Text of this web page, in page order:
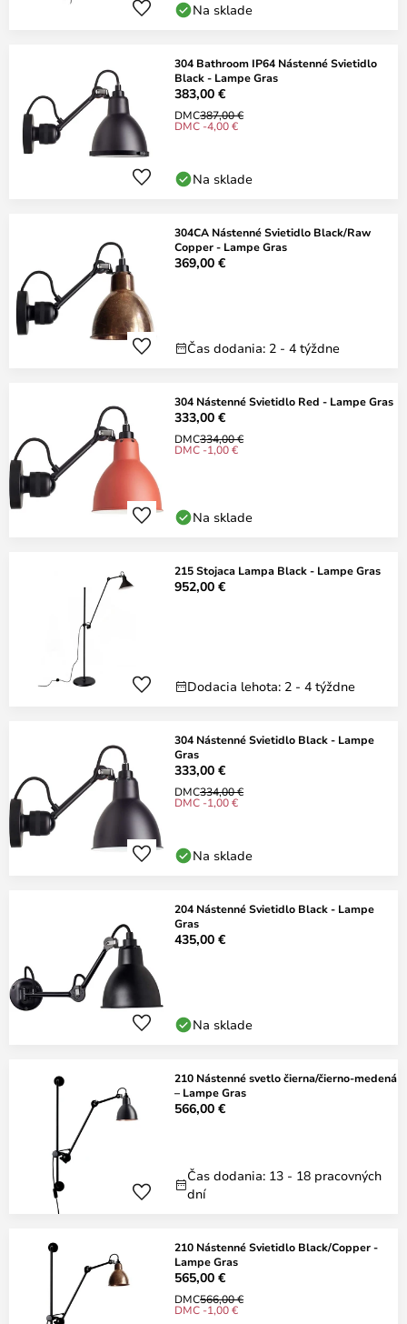
Na sklade
304 Bathroom IP64 Nástenné Svietidlo
Black - Lampe Gras
383,00 €
DMC387,00 €
DMC -4,00 €
Na sklade
304CA Nástenné Svietidlo Black/Raw
Copper - Lampe Gras
369,00 €
Čas dodania: 2 - 4 týždne
304 Nástenné Svietidlo Red - Lampe Gras
333,00 €
DMC334,00 €
DMC -1,00 €
Na sklade
215 Stojaca Lampa Black - Lampe Gras
952,00 €
Dodacia lehota: 2 - 4 týždne
304 Nástenné Svietidlo Black - Lampe
Gras
333,00 €
DMC334,00 €
DMC -1,00 €
Na sklade
204 Nástenné Svietidlo Black - Lampe
Gras
435,00 €
Na sklade
210 Nástenné svetlo čierna/čierno-medená
– Lampe Gras
566,00 €
Čas dodania: 13 - 18 pracovných
dní
210 Nástenné Svietidlo Black/Copper -
Lampe Gras
565,00 €
DMC566,00 €
DMC -1,00 €